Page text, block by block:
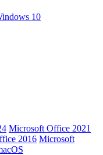
10
Microsoft Office 2021
2016 Microsoft